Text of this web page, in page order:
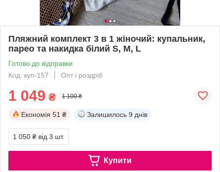
Пляжний комплект 3 в 1 жіночий: купальник,
парео та накидка білий S, M, L
Готово до відправки
Код: куп-157
Опт і роздріб
1 049 ₴ 1 100 ₴
Економія 51 ₴ Залишилось 9 днів
1 050 ₴ від 3 шт.
Купити